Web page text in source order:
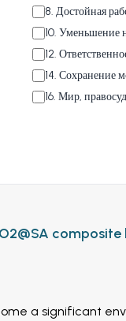
8. Достойная
10. Уменьшение
12.
14. Сохранение
16. Мир,
a significant